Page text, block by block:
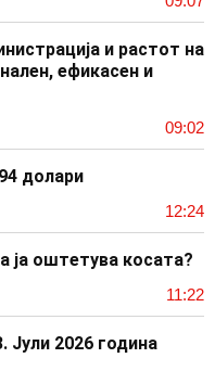
и растот на
ефикасен и
09:02
долари
12:24
ја оштетува косата?
11:22
Јули 2026 година